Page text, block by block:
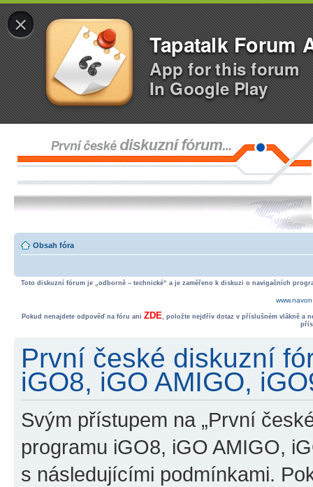
×
Tapatalk Forum
App for this forum
In Google Play
Obsah fóra
Toto diskuzní fórum je „odborně – technické“ a je zaměřeno k diskuzi o navigačních
Pokud nenajdete odpověď na fóru ani ZDE, položte nejdřív dotaz v příslušném vlákně a
První české diskuzní
iGO8, iGO AMIGO,
Svým přístupem na „První
programu iGO8, iGO AMIGO,
s následujícími podmínkami.